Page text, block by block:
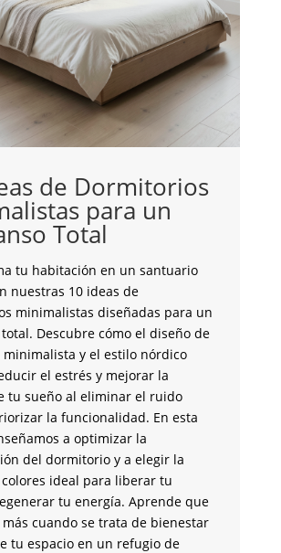
de Dormitorios
para un
Total
tu habitación en un santuario
nuestras 10 ideas de
minimalistas diseñadas para un
Descubre cómo el diseño de
y el estilo nórdico
el estrés y mejorar la
tu sueño al eliminar el ruido
la funcionalidad. En esta
a optimizar la
del dormitorio y a elegir la
ideal para liberar tu
tu energía. Aprende que
más cuando se trata de bienestar
tu espacio en un refugio de